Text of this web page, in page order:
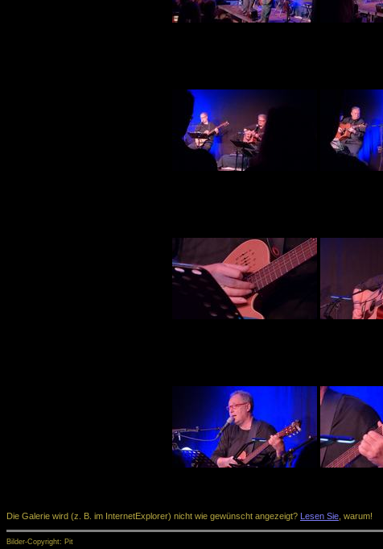
Die Galerie wird (z. B. im InternetExplorer) nicht wie gewünscht angezeigt? Lesen Sie , warum!
Bilder-Copyright: Pit